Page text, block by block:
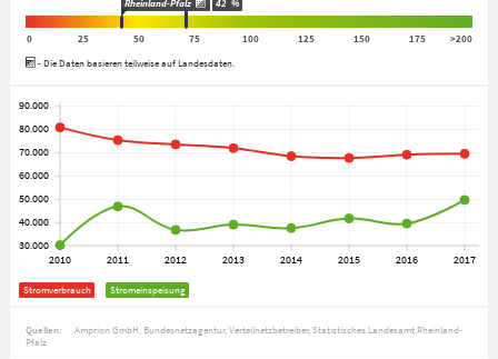
Rheinland-Pfalz 42 %
0 25 50 75 100 125 150 175
>200
- Die Daten basieren teilweise auf Landesdaten.
Stromverbrauch Stromeinspeisung
Quellen: Amprion GmbH Bundesnetzagentur Verteilnetzbetreiber Statistisches Landesamt Rheinland-
Pfalz